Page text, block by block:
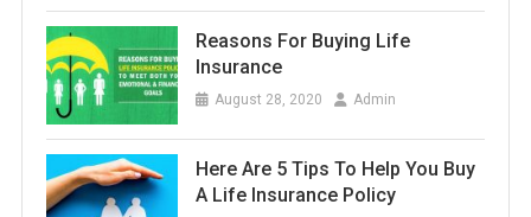
Reasons For Buying Life
Insurance
August 28, 2020 Admin
Here Are 5 Tips To Help You Buy
A Life Insurance Policy